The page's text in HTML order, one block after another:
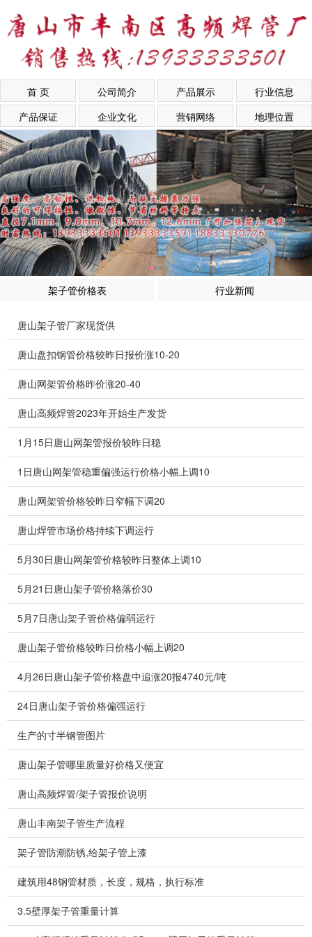
首 页 公司简介 产品展示
行业信息
产品保证
企业文化 营销网络 地理位置
架子管价格表 行业新闻
唐山架子管厂家现货供
唐山盘扣钢管价格较昨日报价涨10-20
唐山网架管价格昨价涨20-40
唐山高频焊管2023年开始生产发货
1月15日唐山网架管报价较昨日稳
1日唐山网架管稳重偏强运行价格小幅上调10
唐山网架管价格较昨日窄幅下调20
唐山焊管市场价格持续下调运行
5月30日唐山网架管价格较昨日整体上调10
5月21日唐山架子管价格落价30
5月7日唐山架子管价格偏弱运行
唐山架子管价格较昨日价格小幅上调20
4月26日唐山架子管价格盘中追涨20报4740元/吨
24日唐山架子管价格偏强运行
生产的寸半钢管图片
唐山架子管哪里质量好价格又便宜
唐山高频焊管/架子管报价说明
唐山丰南架子管生产流程
架子管防潮防锈,给架子管上漆
建筑用48钢管材质，长度，规格，执行标准
3.5壁厚架子管重量计算